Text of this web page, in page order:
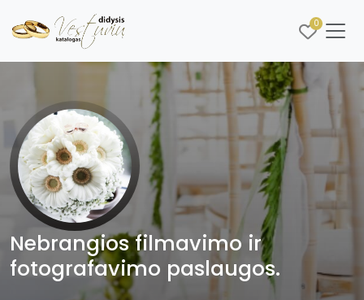
0
Nebrangios filmavimo ir
fotografavimo paslaugos.